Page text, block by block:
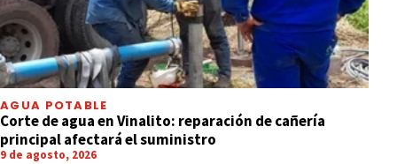
AGUA POTABLE
Corte de agua en Vinalito: reparación de cañería
principal afectará el suministro
9 de agosto, 2026